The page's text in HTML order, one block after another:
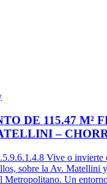
DE 115.47 M²
–
Vive o invierte
sobre la Av. Matellini
Metropolitano. Un